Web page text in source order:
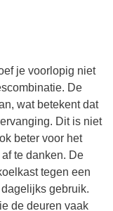
je voorlopig niet
De
wat betekent dat
Dit is niet
beter voor het
te danken. De
tegen een
gebruik.
de deuren vaak